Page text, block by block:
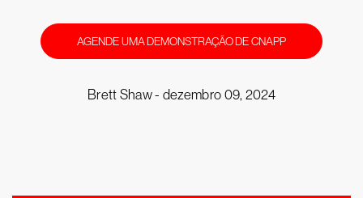
AGENDE UMA DEMONSTRAÇÃO DE CNAPP
Brett Shaw - dezembro 09, 2024